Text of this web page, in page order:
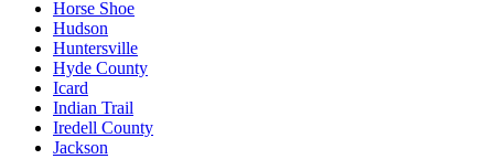
Horse Shoe
Hudson
Huntersville
Hyde County
Icard
Indian Trail
Iredell County
Jackson